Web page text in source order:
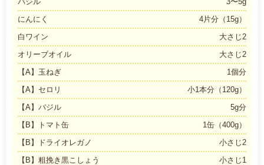
にんにく
4片分（15g）
白ワイン
大さじ2
オリーブオイル
大さじ2
【A】玉ねぎ
1個分
【A】セロリ
小1本分（120g）
【A】バジル
5g分
【B】トマト缶
1缶（400g）
【B】ドライオレガノ
小さじ2
【B】粗挽き黒こしょう
小さじ1